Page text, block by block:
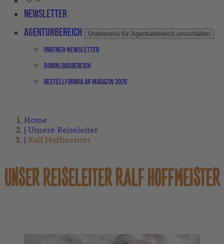
Newsletter
Agenturbereich
Untermenü für Agenturbereich umschalten
Partner-Newsletter
Downloadbereich
Bestellformular Magazin 2026
Home
Unsere Reiseleiter
Ralf Hoffmeister
UNSER REISELEITER RALF HOFFMEISTER